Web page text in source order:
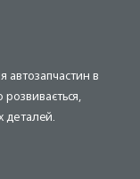
в
деталей.